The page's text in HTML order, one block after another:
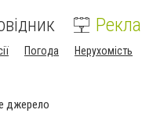
Погода Нерухомість
джерело